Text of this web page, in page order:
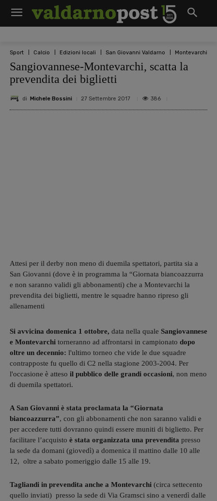
Sport Calcio Edizioni locali San Giovanni Valdarno Montevarchi
Sangiovannese-Montevarchi, scatta la
prevendita dei biglietti
di Michele Bossini 27 Settembre 2017 386
Attesi per il derby non meno di duemila spettatori, partita sia a
San Giovanni (dove è in programma la “Giornata biancoazzurra
e non saranno validi gli abbonamenti) che a Montevarchi la
prevendita dei biglietti, mentre le squadre hanno ripreso gli
allenamenti
Si avvicina domenica 1 ottobre, data nella quale Sangiovannese
e Montevarchi torneranno ad affrontarsi in campionato dopo
oltre un decennio: l'ultimo torneo che vide le due squadre
contrapposte fu quello di C2 nella stagione 2003-2004. Per
l'occasione è atteso il pubblico delle grandi occasioni, non meno
di duemila spettatori.
A San Giovanni è stata proclamata la “Giornata
biancoazzurra”, con gli abbonamenti che non saranno validi e
per accedere tutti dovranno quindi essere muniti di biglietto. Per
facilitare l’acquisto è stata organizzata una prevendita presso
la sede da domani (giovedì) a domenica il mattino dalle 10 alle
12, oltre a sabato pomeriggio dalle 15 alle 19.
Tagliandi in prevendita anche a Montevarchi (circa settecento
quello inviati) presso la sede di Via Gramsci sino a venerdì dalle